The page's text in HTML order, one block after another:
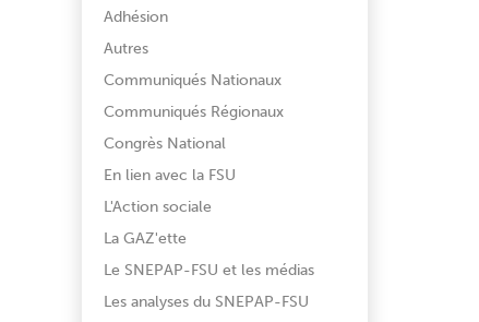
Adhésion
Autres
Communiqués Nationaux
Communiqués Régionaux
Congrès National
En lien avec la FSU
L'Action sociale
La GAZ'ette
Le SNEPAP-FSU et les médias
Les analyses du SNEPAP-FSU